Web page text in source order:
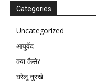
Categories
Uncategorized
आयुर्वेद
क्या कैसे?
घरेलू नुस्खे